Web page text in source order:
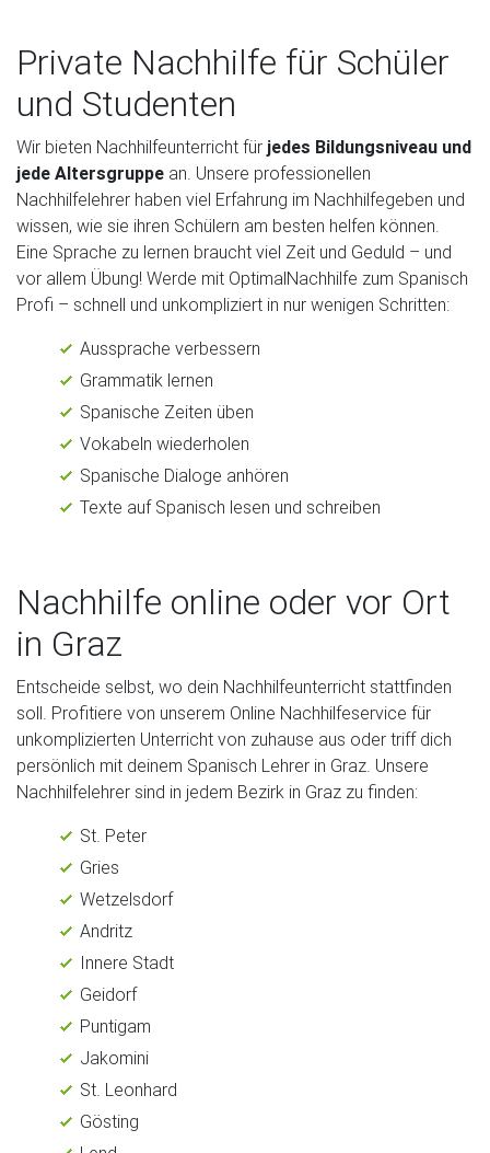
Private Nachhilfe für Schüler
und Studenten
Wir bieten Nachhilfeunterricht für jedes Bildungsniveau und
jede Altersgruppe an. Unsere professionellen
Nachhilfelehrer haben viel Erfahrung im Nachhilfegeben und
wissen, wie sie ihren Schülern am besten helfen können.
Eine Sprache zu lernen braucht viel Zeit und Geduld – und
vor allem Übung! Werde mit OptimalNachhilfe zum Spanisch
Profi – schnell und unkompliziert in nur wenigen Schritten:
Aussprache verbessern
Grammatik lernen
Spanische Zeiten üben
Vokabeln wiederholen
Spanische Dialoge anhören
Texte auf Spanisch lesen und schreiben
Nachhilfe online oder vor Ort
in Graz
Entscheide selbst, wo dein Nachhilfeunterricht stattfinden
soll. Profitiere von unserem Online Nachhilfeservice für
unkomplizierten Unterricht von zuhause aus oder triff dich
persönlich mit deinem Spanisch Lehrer in Graz. Unsere
Nachhilfelehrer sind in jedem Bezirk in Graz zu finden:
St. Peter
Gries
Wetzelsdorf
Andritz
Innere Stadt
Geidorf
Puntigam
Jakomini
St. Leonhard
Gösting